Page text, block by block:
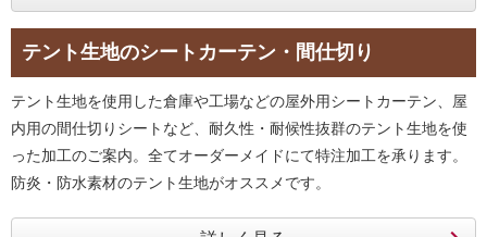
テント生地のシートカーテン・間仕切り
テント生地を使用した倉庫や工場などの屋外用シートカーテン、屋
内用の間仕切りシートなど、耐久性・耐候性抜群のテント生地を使
った加工のご案内。全てオーダーメイドにて特注加工を承ります。
防炎・防水素材のテント生地がオススメです。